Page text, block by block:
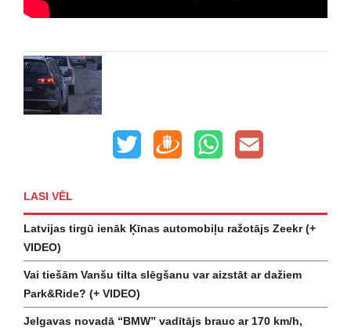
LASI VĒL
Latvijas tirgū ienāk Ķīnas automobiļu ražotājs Zeekr (+
VIDEO)
Vai tiešām Vanšu tilta slēgšanu var aizstāt ar dažiem
Park&Ride? (+ VIDEO)
Jelgavas novadā “BMW” vadītājs brauc ar 170 km/h,